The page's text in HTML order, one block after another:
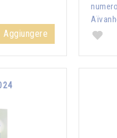
Aggiungere